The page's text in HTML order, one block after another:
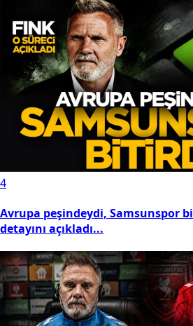
4
Avrupa peşindeydi, Samsunspor
detayını açıkladı...